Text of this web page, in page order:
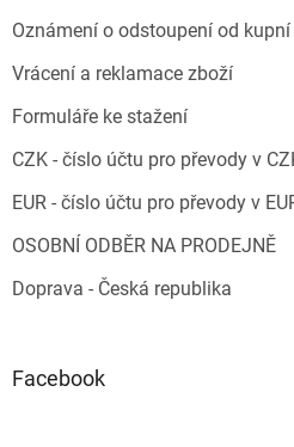
Oznámení o odstoupení od
Vrácení a reklamace zboží
Formuláře ke stažení
CZK - číslo účtu pro převody v
EUR - číslo účtu pro převody v
OSOBNÍ ODBĚR NA PRODEJNĚ
Doprava - Česká republika
Facebook